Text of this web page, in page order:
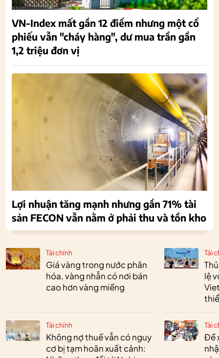
Tài chính
Giá vàng trong nước phân
hóa, vàng nhẫn có nơi bán
cao hơn vàng miếng
Tài chính
Không nợ thuế vẫn có nguy
cơ bị tạm hoãn xuất cảnh:
Tài
lệ
Tài
Đề
VN-Index mất gần 12 điểm nhưng một cổ
phiếu vẫn "cháy hàng", dư mua trần gần
1,2 triệu đơn vị
Lợi nhuận tăng mạnh nhưng gần 71% tài
sản FECON vẫn nằm ở phải thu và tồn kho